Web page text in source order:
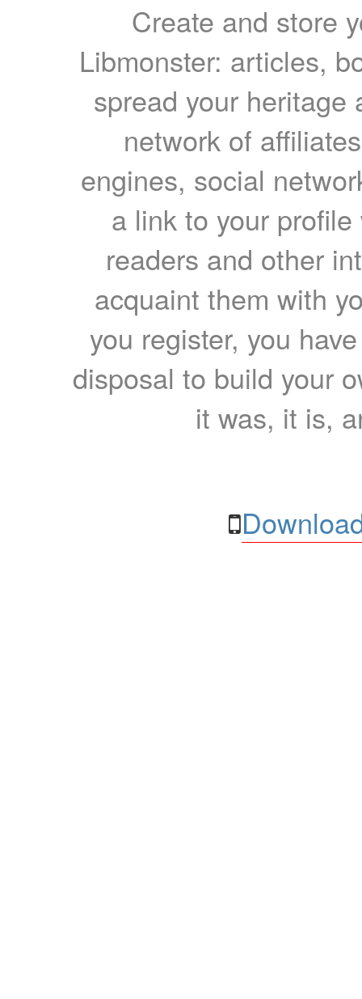
Create and store
Libmonster: articles,
spread your heritage
network of
engines, social
a link to your
readers and other
acquaint them with
you register, you
disposal to build your
it was, it is,